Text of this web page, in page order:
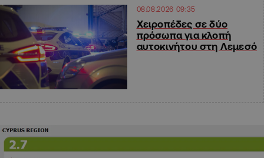
08.08.2026 09:35
Χειροπέδες σε δύο
πρόσωπα για κλοπή
αυτοκινήτου στη Λεμεσό